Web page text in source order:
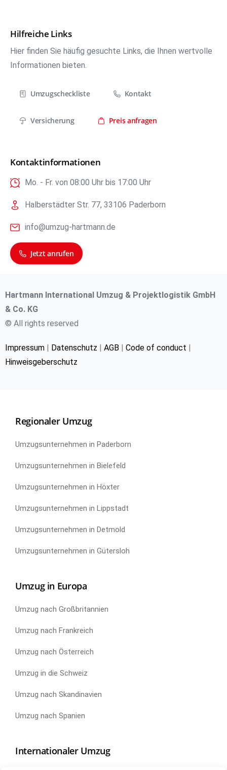
Hilfreiche Links
Hier finden Sie häufig gesuchte Links, die Ihnen wertvolle
Informationen bieten.
Umzugscheckliste Kontakt
Versicherung Preis anfragen
Kontaktinformationen
Mo. - Fr. von 08:00 Uhr bis 17:00 Uhr
Halberstädter Str. 77, 33106 Paderborn
info@umzug-hartmann.de
Jetzt anrufen
Hartmann International Umzug & Projektlogistik GmbH
& Co. KG
© All rights reserved
Impressum | Datenschutz | AGB | Code of conduct |
Hinweisgeberschutz
Regionaler Umzug
Umzugsunternehmen in Paderborn
Umzugsunternehmen in Bielefeld
Umzugsunternehmen in Höxter
Umzugsunternehmen in Lippstadt
Umzugsunternehmen in Detmold
Umzugsunternehmen in Gütersloh
Umzug in Europa
Umzug nach Großbritannien
Umzug nach Frankreich
Umzug nach Österreich
Umzug in die Schweiz
Umzug nach Skandinavien
Umzug nach Spanien
Internationaler Umzug